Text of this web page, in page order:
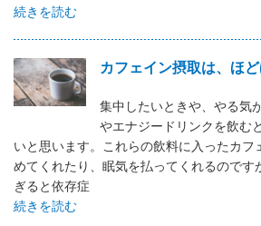
続きを読む
カフェイン摂取は、ほ
集中したいときや、やる気
やエナジードリンクを飲む
いと思います。これらの飲料に入ったカフ
めてくれたり、眠気を払ってくれるのです
ぎると依存症
続きを読む